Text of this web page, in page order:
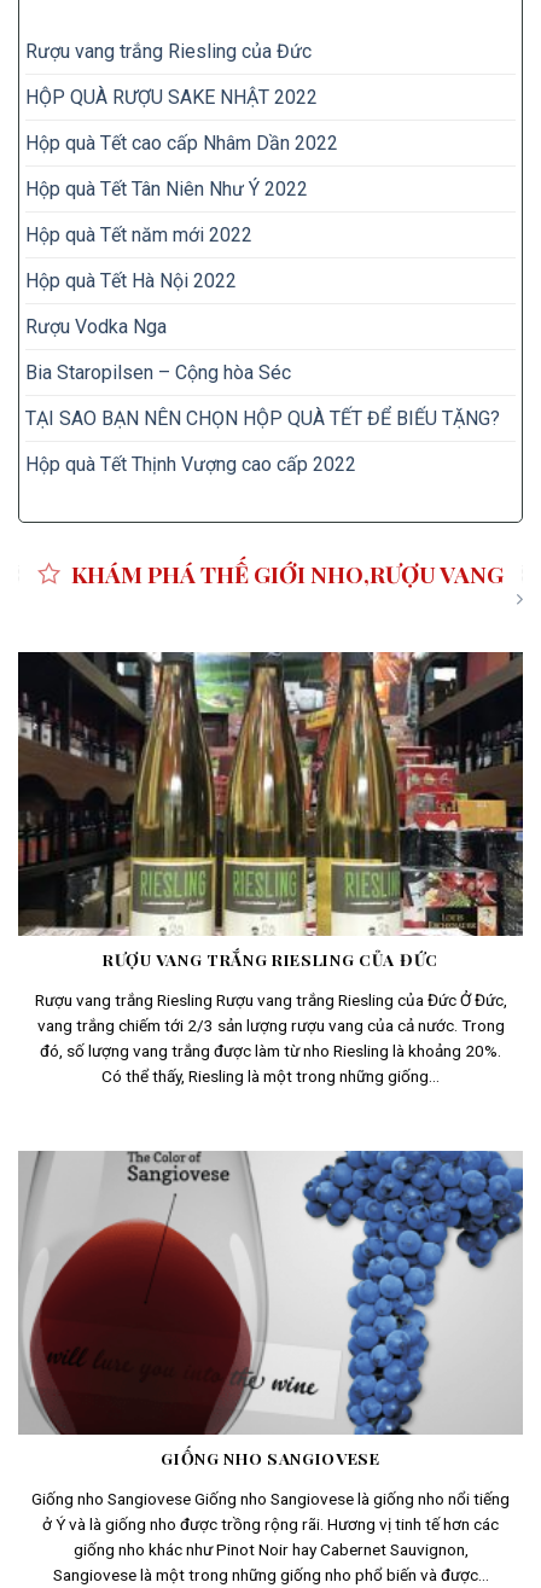
Rượu vang trắng Riesling của Đức
HỘP QUÀ RƯỢU SAKE NHẬT 2022
Hộp quà Tết cao cấp Nhâm Dần 2022
Hộp quà Tết Tân Niên Như Ý 2022
Hộp quà Tết năm mới 2022
Hộp quà Tết Hà Nội 2022
Rượu Vodka Nga
Bia Staropilsen – Cộng hòa Séc
TẠI SAO BẠN NÊN CHỌN HỘP QUÀ TẾT ĐỂ BIẾU TẶNG?
Hộp quà Tết Thịnh Vượng cao cấp 2022
KHÁM PHÁ THẾ GIỚI NHO,RƯỢU VANG
RƯỢU VANG TRẮNG RIESLING CỦA ĐỨC
Rượu vang trắng Riesling Rượu vang trắng Riesling của Đức Ở Đức,
vang trắng chiếm tới 2/3 sản lượng rượu vang của cả nước. Trong
đó, số lượng vang trắng được làm từ nho Riesling là khoảng 20%.
Có thể thấy, Riesling là một trong những giống...
GIỐNG NHO SANGIOVESE
Giống nho Sangiovese Giống nho Sangiovese là giống nho nổi tiếng
ở Ý và là giống nho được trồng rộng rãi. Hương vị tinh tế hơn các
giống nho khác như Pinot Noir hay Cabernet Sauvignon,
Sangiovese là một trong những giống nho phổ biến và được...